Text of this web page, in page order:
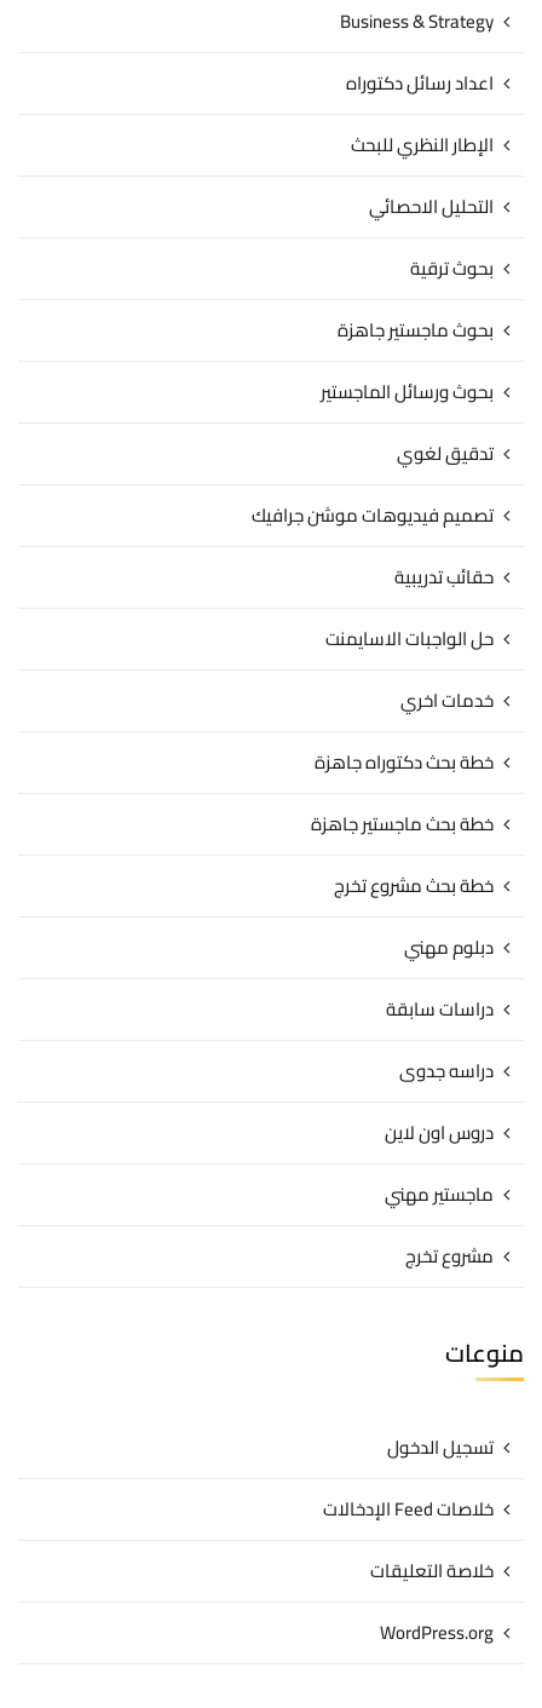
Business & Strategy
اعداد رسائل دكتوراه
الإطار النظري للبحث
التحليل الاحصائي
بحوث ترقية
بحوث ماجستير جاهزة
بحوث ورسائل الماجستير
تدقيق لغوي
تصميم فيديوهات موشن جرافيك
حقائب تدريبية
حل الواجبات الاسايمنت
خدمات اخري
خطة بحث دكتوراه جاهزة
خطة بحث ماجستير جاهزة
خطة بحث مشروع تخرج
دبلوم مهني
دراسات سابقة
دراسه جدوى
دروس اون لاين
ماجستير مهني
مشروع تخرج
منوعات
تسجيل الدخول
خلاصات Feed الإدخالات
خلاصة التعليقات
WordPress.org